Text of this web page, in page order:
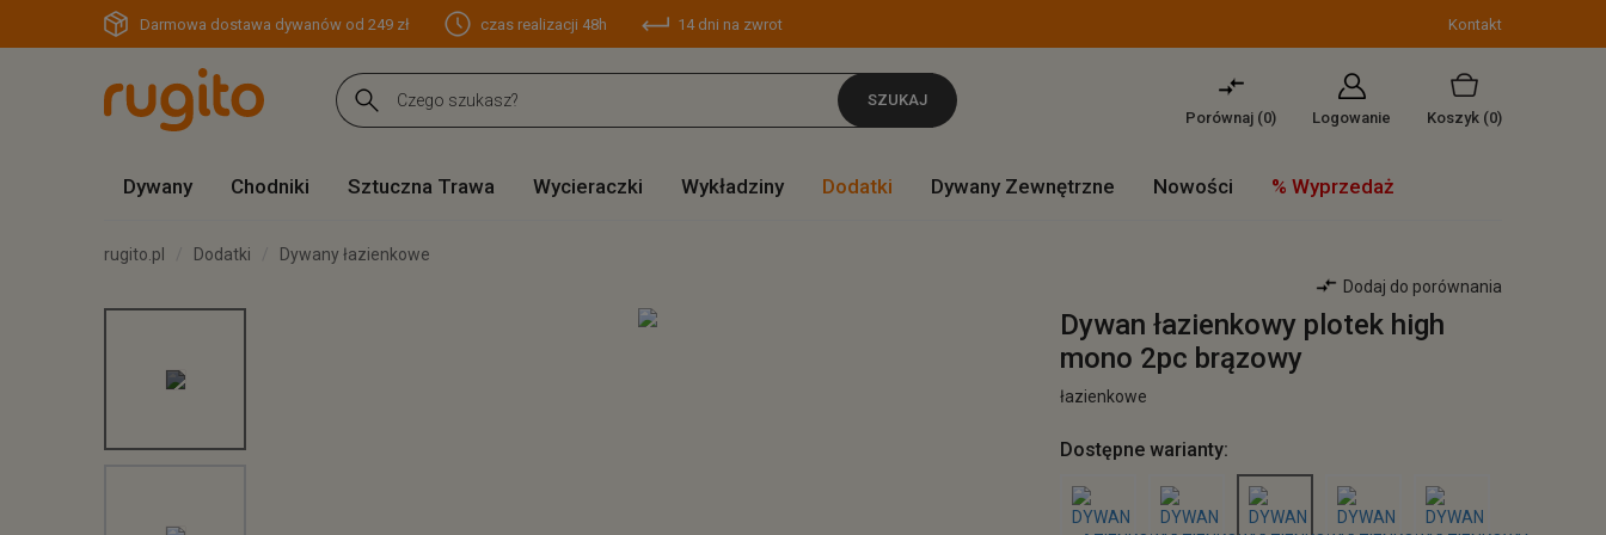
Darmowa dostawa dywanów od 249 zł czas realizacji 48h 14 dni na zwrot Kontakt
SZUKAJ
Porównaj (0) Logowanie Koszyk (0)
Dywany Chodniki Sztuczna Trawa Wycieraczki Wykładziny Dodatki Dywany Zewnętrzne Nowości % Wyprzedaż
rugito.pl Dodatki
Dywany łazienkowe
Dodaj do porównania
Dywan łazienkowy plotek high
mono 2pc brązowy
łazienkowe
Dostępne warianty: